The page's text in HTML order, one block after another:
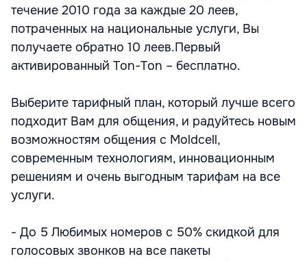
течение 2010 года за каждые 20 леев,
потраченных на национальные услуги, Вы
получаете обратно 10 леев.Первый
активированный Ton-Ton – бесплатно.
Выберите тарифный план, который лучше всего
подходит Вам для общения, и радуйтесь новым
возможностям общения с Moldcell,
современным технологиям, инновационным
решениям и очень выгодным тарифам на все
услуги.
- До 5 Любимых номеров с 50% скидкой для
голосовых звонков на все пакеты